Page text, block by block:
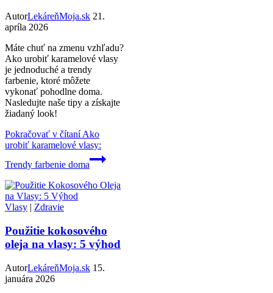
AutorLekáreňMoja.sk 21.
apríla 2026
Máte chuť na zmenu vzhľadu?
Ako urobiť karamelové vlasy
je jednoduché a trendy
farbenie, ktoré môžete
vykonať pohodlne doma.
Nasledujte naše tipy a získajte
žiadaný look!
Pokračovať v čítaníAko
urobiť karamelové vlasy:
Trendy farbenie doma
Vlasy | Zdravie
Použitie kokosového
oleja na vlasy: 5 výhod
AutorLekáreňMoja.sk 15.
januára 2026